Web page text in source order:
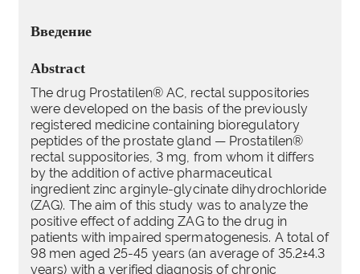
Введение
Abstract
The drug Prostatilen® AC, rectal suppositories
were developed on the basis of the previously
registered medicine containing bioregulatory
peptides of the prostate gland — Prostatilen®
rectal suppositories, 3 mg, from whom it differs
by the addition of аctive pharmaceutical
ingredient zinc arginyle-glycinate dihydrochloride
(ZAG). The aim of this study was to analyze the
positive effect of adding ZAG to the drug in
patients with impaired spermatogenesis. A total of
98 men aged 25-45 years (an average of 35.2±4.3
years) with a verified diagnosis of chronic